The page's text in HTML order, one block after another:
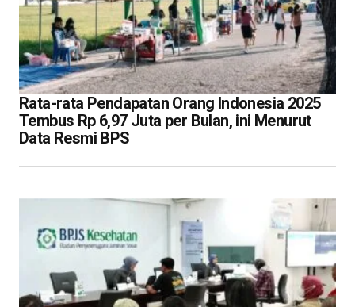
Rata-rata Pendapatan Orang Indonesia 2025
Tembus Rp 6,97 Juta per Bulan, ini Menurut
Data Resmi BPS